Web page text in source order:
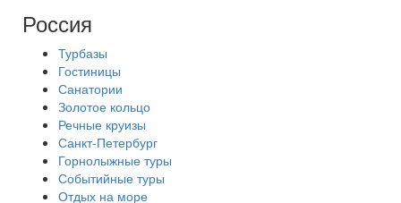
Россия
Турбазы
Гостиницы
Санатории
Золотое кольцо
Речные круизы
Санкт-Петербург
Горнолыжные туры
Событийные туры
Отдых на море